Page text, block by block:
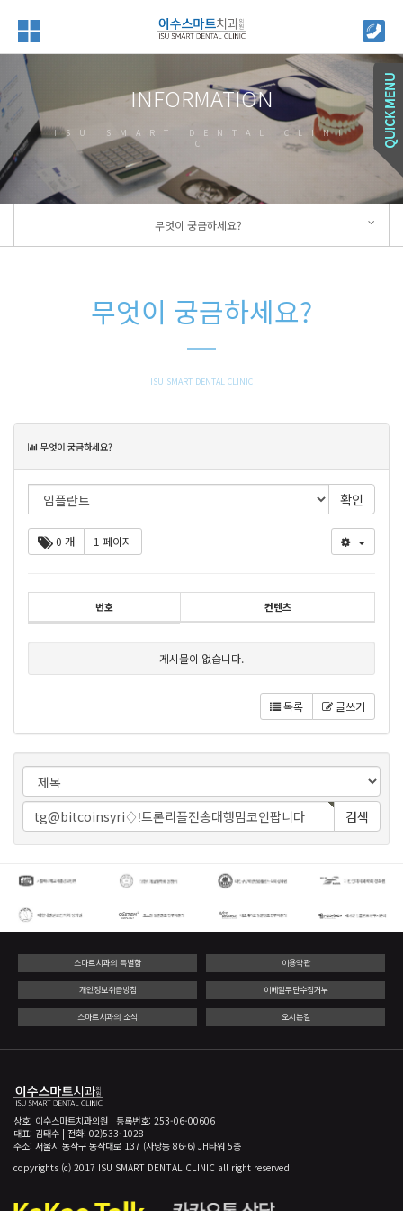
INFORMATION
ISU SMART DENTAL CLINI
C
무엇이 궁금하세요?
무엇이 궁금하세요?
ISU SMART DENTAL CLINIC
무엇이 궁금하세요?목
0 개 1 페이지
번호 컨텐츠
게시물이 없습니다.
목록 글쓰기
검색
스마트치과의 특별함 이용약관
개인정보취급방침 이메일무단수집거부
스마트치과의 소식 오시는길
상호: 이수스마트치과의원 | 등록번호: 253-06-00606
대표: 김태수 | 전화: 02)533-1028
주소: 서울시 동작구 동작대로 137 (사당동 86-6) JH타워 5층
copyrights (c) 2017 ISU SMART DENTAL CLINIC all right reserved